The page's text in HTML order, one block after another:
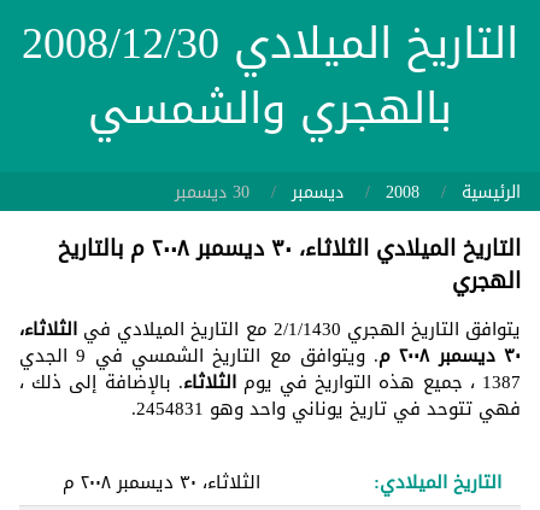
التاريخ الميلادي 2008/12/30
بالهجري والشمسي
الرئيسية 2008 ديسمبر 30 ديسمبر
التاريخ الميلادي الثلاثاء، ٣٠ ديسمبر ٢٠٠٨ م بالتاريخ
الهجري
يتوافق التاريخ الهجري 2/1/1430 مع التاريخ الميلادي في الثلاثاء،
٣٠ ديسمبر ٢٠٠٨ م . ويتوافق مع التاريخ الشمسي في 9 الجدي
1387 ، جميع هذه التواريخ في يوم الثلاثاء. بالإضافة إلى ذلك ،
فهي تتوحد في تاريخ يوناني واحد وهو 2454831.
التاريخ الميلادي:
الثلاثاء، ٣٠ ديسمبر ٢٠٠٨ م